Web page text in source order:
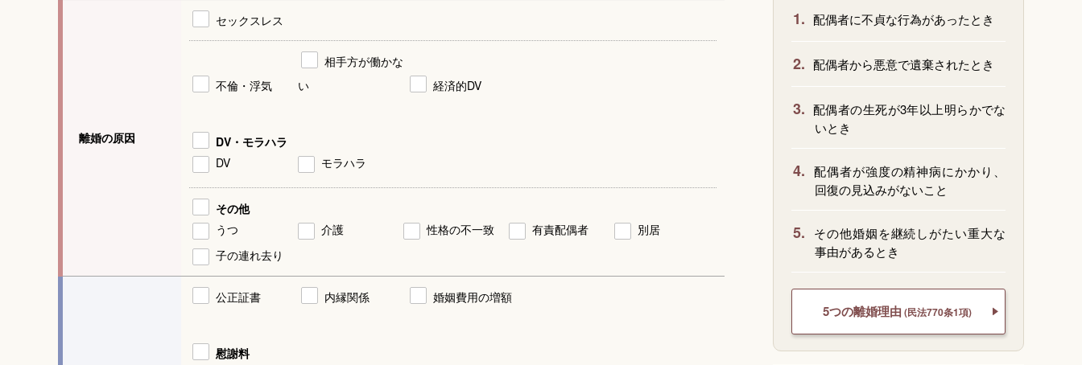
離婚の原因
セックスレス
不倫・浮気
相手方が働かな
い
経済的DV
DV・モラハラ
DV
モラハラ
その他
うつ
介護 性格の不一致 有責配偶者
別居
子の連れ去り
公正証書 内縁関係 婚姻費用の増額
慰謝料
1. 配偶者に不貞な行為があったとき
2. 配偶者から悪意で遺棄されたとき
3. 配偶者の生死が3年以上明らかでな
いとき
4. 配偶者が強度の精神病にかかり、
回復の見込みがないこと
5.
その他婚姻を継続しがたい重大な
事由があるとき
5つの離婚理由 (民法770条1項)